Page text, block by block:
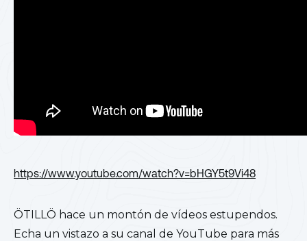
https://www.youtube.com/watch?v=bHGY5t9Vi48
ÖTILLÖ hace un montón de vídeos estupendos.
Echa un vistazo a su canal de YouTube para más